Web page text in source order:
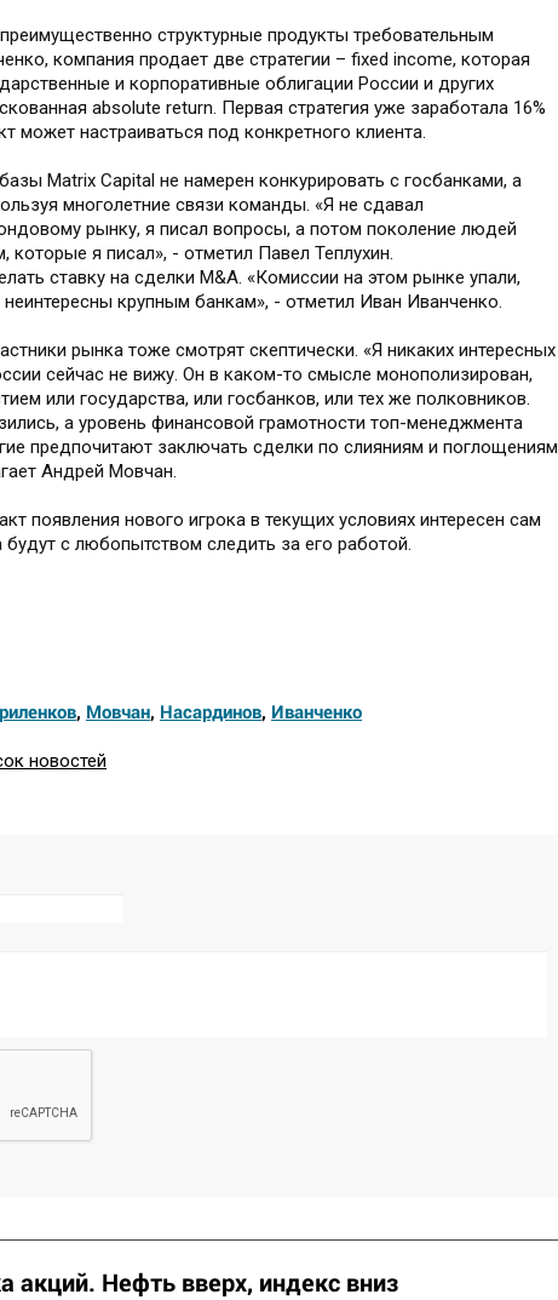
структурные продукты требовательным
компания продает две стратегии – fixed income, которая
и корпоративные облигации России и других
absolute return. Первая стратегия уже заработала 16%
может настраиваться под конкретного клиента.
Matrix Capital не намерен конкурировать с госбанками, а
многолетние связи команды. «Я не сдавал
рынку, я писал вопросы, а потом поколение людей
я писал», - отметил Павел Теплухин.
ставку на сделки M&A. «Комиссии на этом рынке упали,
крупным банкам», - отметил Иван Иванченко.
рынка тоже смотрят скептически. «Я никаких интересных
сейчас не вижу. Он в каком-то смысле монополизирован,
или государства, или госбанков, или тех же полковников.
а уровень финансовой грамотности топ-менеджмента
предпочитают заключать сделки по слияниям и поглощениям
Андрей Мовчан.
появления нового игрока в текущих условиях интересен сам
с любопытством следить за его работой.
, Мовчан, Насардинов, Иванченко
новостей
Нефть вверх, индекс вниз